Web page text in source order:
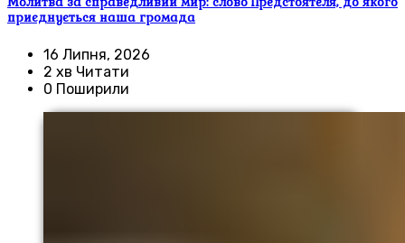
приєднується наша громада
16 Липня, 2026
2 хв Читати
0 Поширили